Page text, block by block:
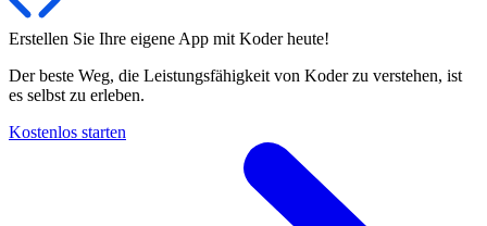
Erstellen Sie Ihre eigene App mit Koder heute!
Der beste Weg, die Leistungsfähigkeit von Koder zu verstehen, ist
es selbst zu erleben.
Kostenlos starten